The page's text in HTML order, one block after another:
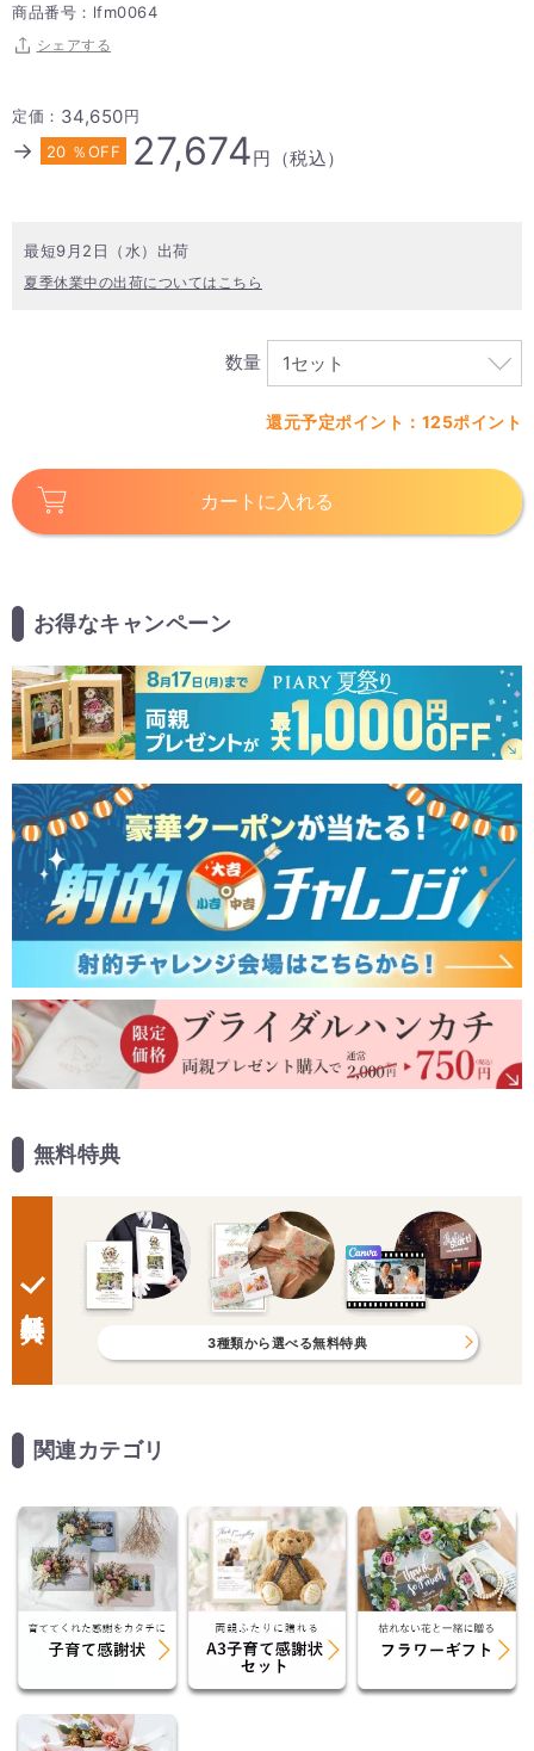
商品番号：lfm0064
シェアする
定価： 34,650円
→ 20 ％OFF 27,674円（税込）
最短9月2日（水）出荷
夏季休業中の出荷についてはこちら
数量
還元予定ポイント：125ポイント
カートに入れる
お得なキャンペーン
無料特典
3種類から選べる無料特典
関連カテゴリ